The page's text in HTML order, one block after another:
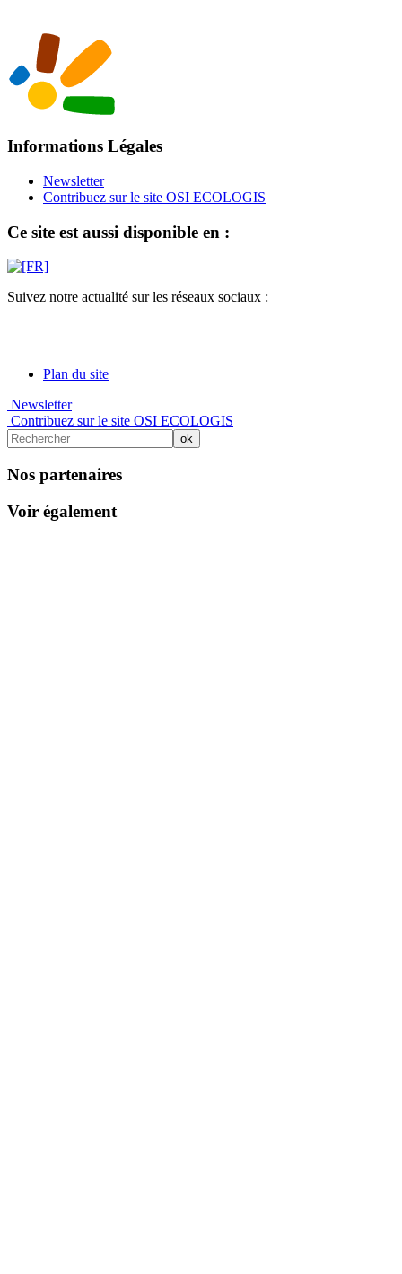
Informations Légales
Newsletter
Contribuez sur le site OSI ECOLOGIS
Ce site est aussi disponible en :
Suivez notre actualité sur les réseaux sociaux :
Plan du site
Newsletter
Contribuez sur le site OSI ECOLOGIS
Nos partenaires
Voir également